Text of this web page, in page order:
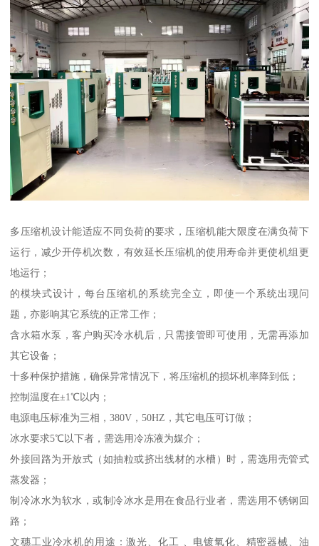
多压缩机设计能适应不同负荷的要求，压缩机能大限度在满负荷下
运行，减少开停机次数，有效延长压缩机的使用寿命并更使机组更
地运行；
的模块式设计，每台压缩机的系统完全立，即使一个系统出现问
题，亦影响其它系统的正常工作；
含水箱水泵，客户购买冷水机后，只需接管即可使用，无需再添加
其它设备；
十多种保护措施，确保异常情况下，将压缩机的损坏机率降到低；
控制温度在±1℃以内；
电源电压标准为三相，380V，50HZ，其它电压可订做；
冰水要求5℃以下者，需选用冷冻液为媒介；
外接回路为开放式（如抽粒或挤出线材的水槽）时，需选用壳管式
蒸发器；
制冷冰水为软水，或制冷冰水是用在食品行业者，需选用不锈钢回
路；
文穗工业冷水机的用途：激光、化工 、电镀氧化、精密器械、油